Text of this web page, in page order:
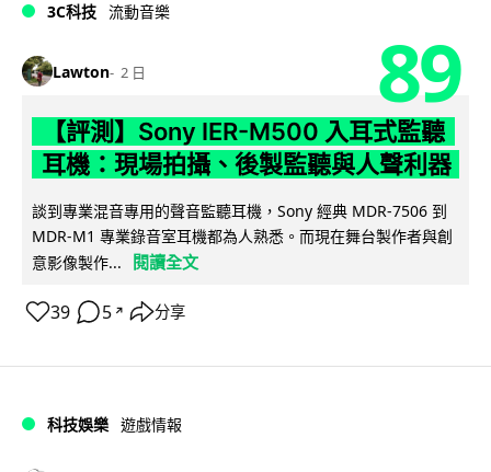
3C科技 流動音樂
Lawton 2 日 89
【評測】Sony IER-M500 入耳式監聽
耳機：現場拍攝、後製監聽與人聲利器
談到專業混音專用的聲音監聽耳機，Sony 經典 MDR-7506 到
MDR-M1 專業錄音室耳機都為人熟悉。而現在舞台製作者與創
意影像製作...
閱讀全文
39 5 ↗ 分享
科技娛樂 遊戲情報